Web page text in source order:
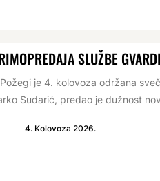
SLUŽBE
je 4. kolovoza održana
Sudarić, predao je dužnost
4. Kolovoza 2026.